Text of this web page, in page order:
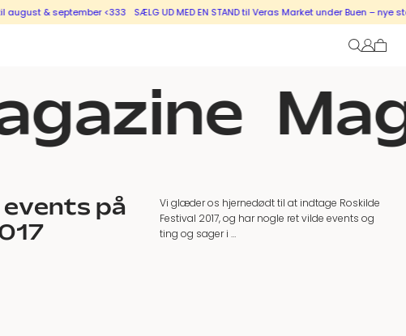
& september <333 SÆLG UD MED EN STAND til Veras Market under Buen – nye
på
Vi glæder os hjernedødt til at indtage Roskilde
Festival 2017, og har nogle ret vilde events og
ting og sager i …